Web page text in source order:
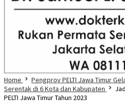
Home
Pengprov PELTI Jawa Timur
Serentak di 6 Kota dan Kabupaten
PELTI Jawa Timur Tahun 2023